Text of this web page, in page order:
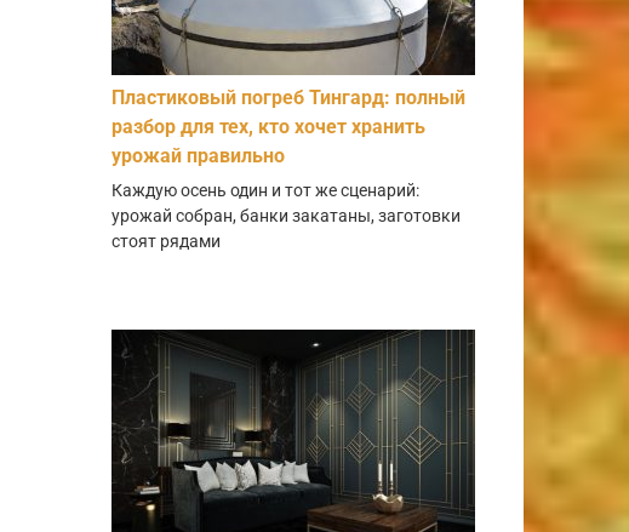
Пластиковый погреб Тингард: полный
разбор для тех, кто хочет хранить
урожай правильно
Каждую осень один и тот же сценарий:
урожай собран, банки закатаны, заготовки
стоят рядами